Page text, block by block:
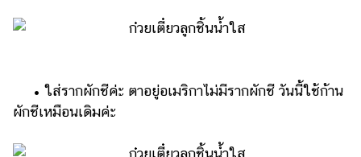
• ใส่รากผักชีค่ะ ตาอยู่อเมริกาไม่มีรากผักชี วันนี้ใช้ก้าน
ผักชีเหมือนเดิมค่ะ